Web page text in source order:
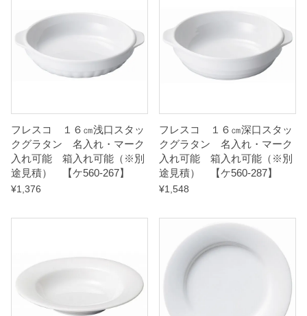
フレスコ １６㎝浅口スタッ
クグラタン 名入れ・マーク
入れ可能 箱入れ可能（※別
途見積） 【ケ560-267】
¥1,376
フレスコ １６㎝深口スタッ
クグラタン 名入れ・マーク
入れ可能 箱入れ可能（※別
途見積） 【ケ560-287】
¥1,548